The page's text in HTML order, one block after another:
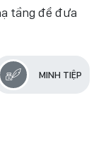
tầng để đưa
MINH TIỆP